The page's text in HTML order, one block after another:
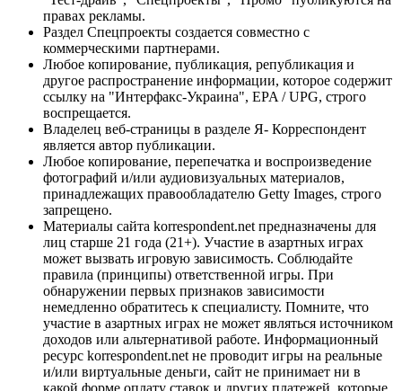
правах рекламы.
Раздел Спецпроекты создается совместно с
коммерческими партнерами.
Любое копирование, публикация, републикация и
другое распространение информации, которое содержит
ссылку на "Интерфакс-Украина", EPA / UPG, строго
воспрещается.
Владелец веб-страницы в разделе Я- Корреспондент
является автор публикации.
Любое копирование, перепечатка и воспроизведение
фотографий и/или аудиовизуальных материалов,
принадлежащих правообладателю Getty Images, строго
запрещено.
Материалы сайта korrespondent.net предназначены для
лиц старше 21 года (21+). Участие в азартных играх
может вызвать игровую зависимость. Соблюдайте
правила (принципы) ответственной игры. При
обнаружении первых признаков зависимости
немедленно обратитесь к специалисту. Помните, что
участие в азартных играх не может являться источником
доходов или альтернативой работе. Информационный
ресурс korrespondent.net не проводит игры на реальные
и/или виртуальные деньги, сайт не принимает ни в
какой форме оплату ставок и других платежей, которые